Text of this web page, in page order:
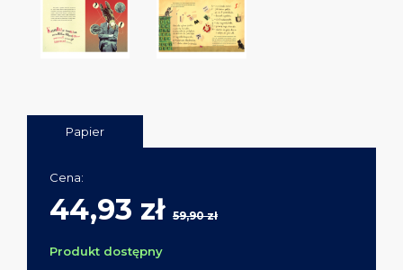
Papier
Cena:
44,93 zł 59,90 zł
Produkt dostępny